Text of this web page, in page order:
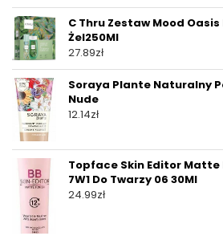
C Thru Zestaw Mood Oasis
Żel250Ml
27.89zł
Soraya Plante Naturalny
Nude
12.14zł
Topface Skin Editor Matte
7W1 Do Twarzy 06 30Ml
24.99zł